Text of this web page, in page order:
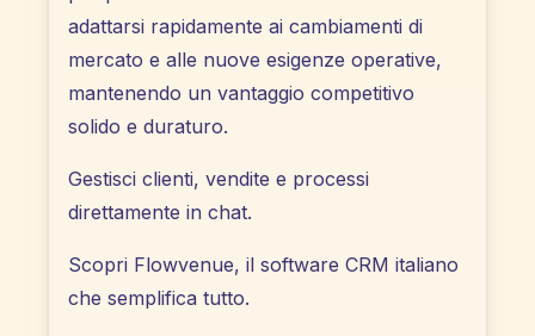
adattarsi rapidamente ai cambiamenti di
mercato e alle nuove esigenze operative,
mantenendo un vantaggio competitivo
solido e duraturo.
Gestisci clienti, vendite e processi
direttamente in chat.
Scopri Flowvenue, il software CRM italiano
che semplifica tutto.